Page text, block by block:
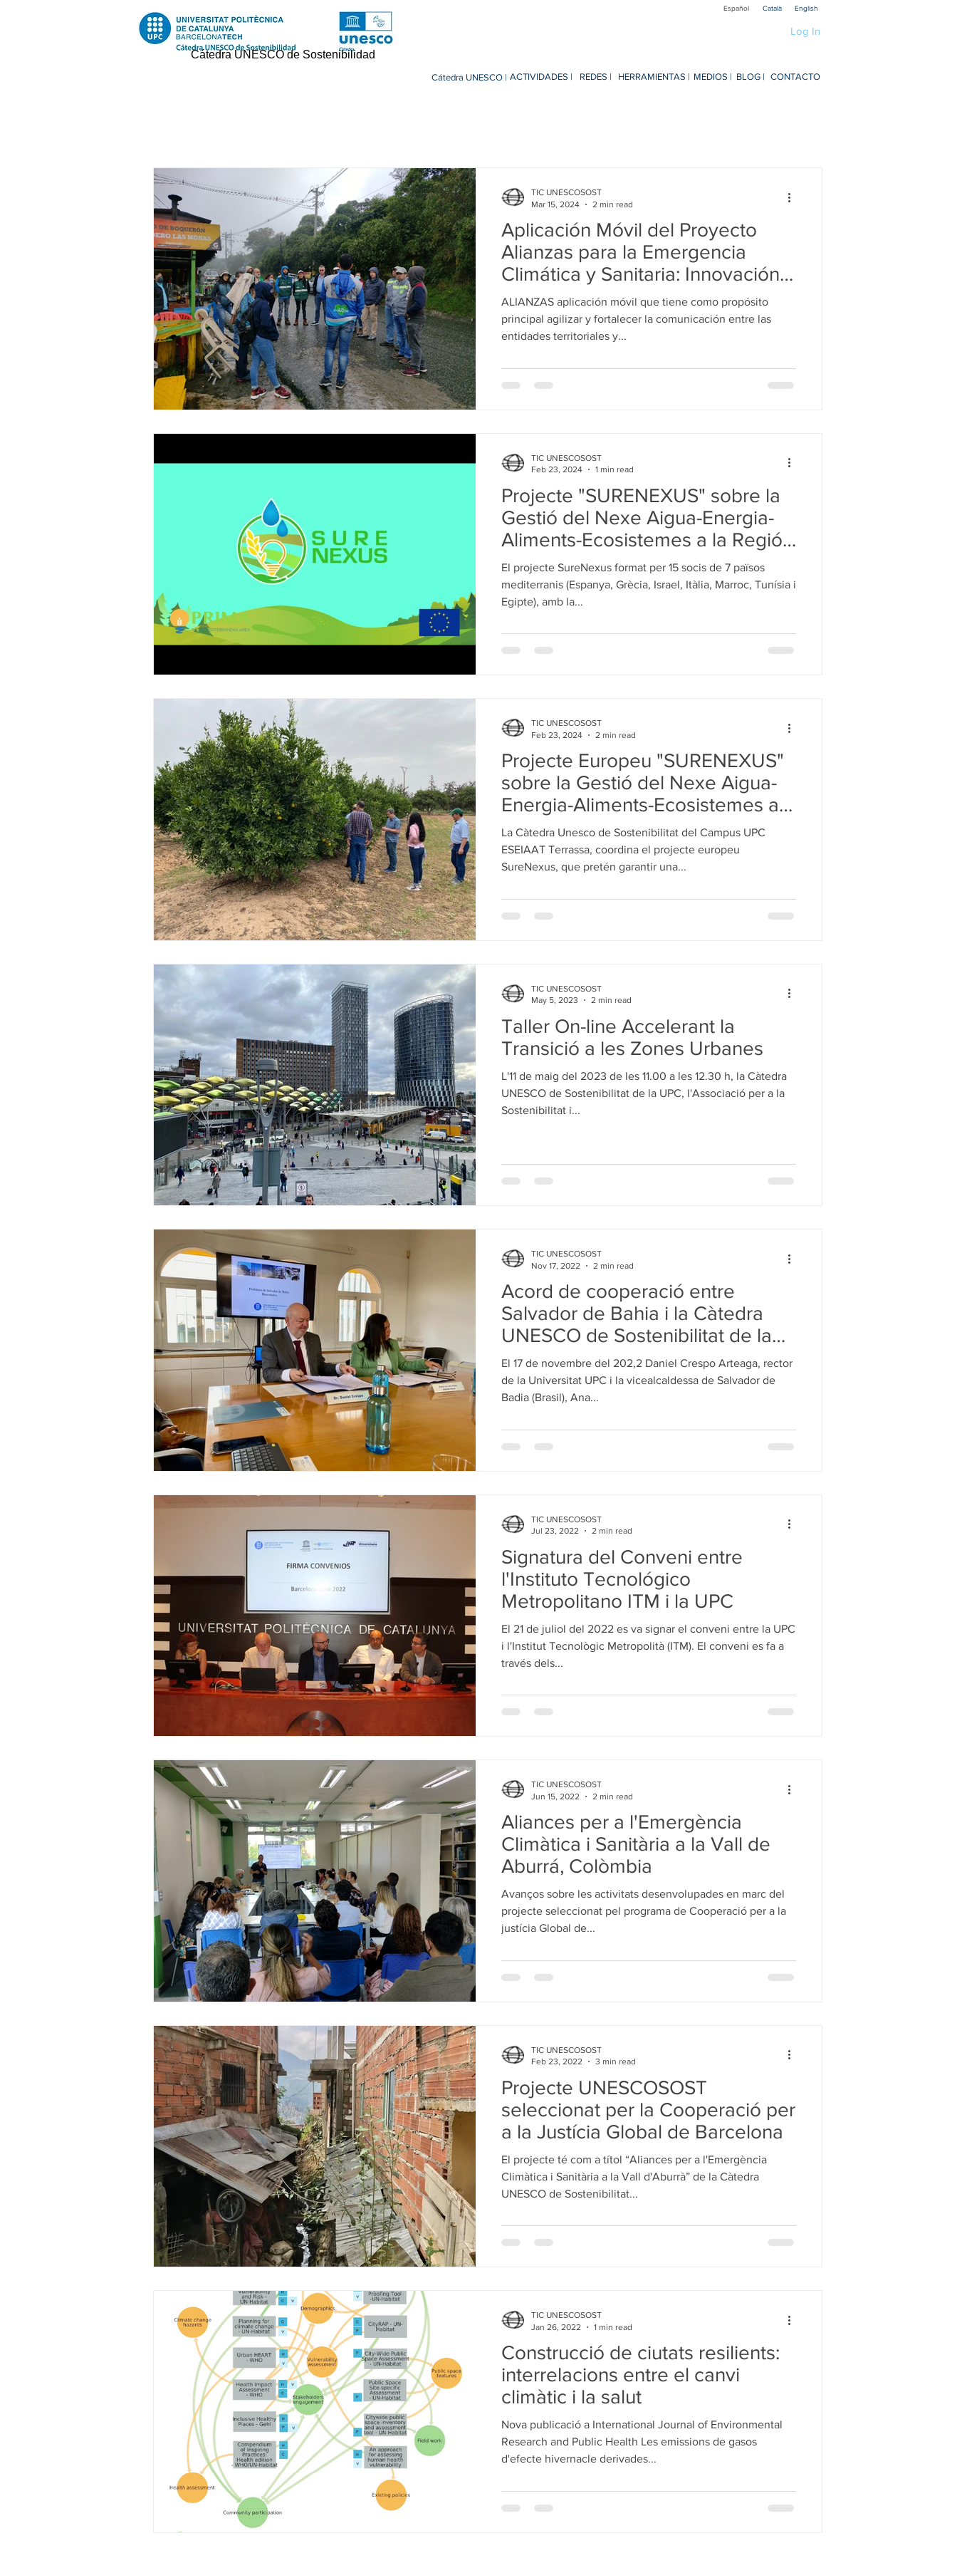
Español Català English
Log In
Cátedra UNESCO de Sostenibilidad
Cátedra UNESCO | ACTIVIDADES | REDES | HERRAMIENTAS | MEDIOS | BLOG | CONTACTO
Educació Proyectos Projectes Projects
Investigación Recerca Research Investigacion R1 Social Recerca R1 Social Research R1 Social
Investigacion R2 Urban Recerca R2 Urban Research R2 Urban Investigación P3 Cultura Recerca P3 Cultura
Research P3 Cultural Investigacion P4 Tecnolog Recerca P4 Tecnologia
Aplicación Móvil del Proyecto
Alianzas para la Emergencia
Climática y Sanitaria: Innovación
Tecnológica al Servicio de la
Comunidad
ALIANZAS aplicación móvil que tiene como propósito
principal agilizar y fortalecer la comunicación entre las
entidades territoriales y...
TIC UNESCOSOST
Mar 15, 2024
2 min read
Projecte "SURENEXUS" sobre la
Gestió del Nexe Aigua-Energia-
Aliments-Ecosistemes a la Regió
Mediterrània
El projecte SureNexus format per 15 socis de 7 països
mediterranis (Espanya, Grècia, Israel, Itàlia, Marroc, Tunísia i
Egipte), amb la...
TIC UNESCOSOST
Feb 23, 2024
1 min read
Projecte Europeu "SURENEXUS"
sobre la Gestió del Nexe Aigua-
Energia-Aliments-Ecosistemes a
la Regió Mediterrània
La Càtedra Unesco de Sostenibilitat del Campus UPC
ESEIAAT Terrassa, coordina el projecte europeu
SureNexus, que pretén garantir una...
TIC UNESCOSOST
Feb 23, 2024
2 min read
Taller On-line Accelerant la
Transició a les Zones Urbanes
L'11 de maig del 2023 de les 11.00 a les 12.30 h, la Càtedra
UNESCO de Sostenibilitat de la UPC, l'Associació per a la
Sostenibilitat i...
TIC UNESCOSOST
May 5, 2023
2 min read
Acord de cooperació entre
Salvador de Bahia i la Càtedra
UNESCO de Sostenibilitat de la
UPC
El 17 de novembre del 202,2 Daniel Crespo Arteaga, rector
de la Universitat UPC i la vicealcaldessa de Salvador de
Badia (Brasil), Ana...
TIC UNESCOSOST
Nov 17, 2022
2 min read
Signatura del Conveni entre
l'Instituto Tecnológico
Metropolitano ITM i la UPC
El 21 de juliol del 2022 es va signar el conveni entre la UPC
i l'Institut Tecnològic Metropolità (ITM). El conveni es fa a
través dels...
TIC UNESCOSOST
Jul 23, 2022
2 min read
Aliances per a l'Emergència
Climàtica i Sanitària a la Vall de
Aburrá, Colòmbia
Avanços sobre les activitats desenvolupades en marc del
projecte seleccionat pel programa de Cooperació per a la
justícia Global de...
TIC UNESCOSOST
Jun 15, 2022
2 min read
Projecte UNESCOSOST
seleccionat per la Cooperació per
a la Justícia Global de Barcelona
El projecte té com a títol “Aliances per a l'Emergència
Climàtica i Sanitària a la Vall d'Aburrà” de la Càtedra
UNESCO de Sostenibilitat...
TIC UNESCOSOST
Feb 23, 2022
3 min read
Construcció de ciutats resilients:
interrelacions entre el canvi
climàtic i la salut
Nova publicació a International Journal of Environmental
Research and Public Health Les emissions de gasos
d'efecte hivernacle derivades...
TIC UNESCOSOST
Jan 26, 2022
1 min read